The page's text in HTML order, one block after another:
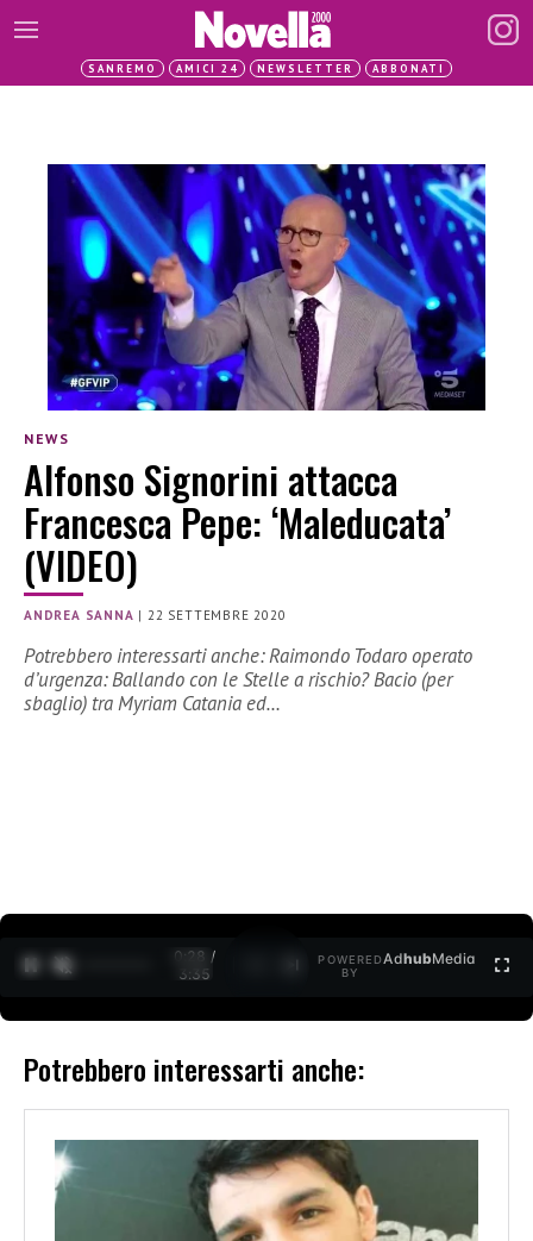
SANREMO AMICI 24 NEWSLETTER ABBONATI
NEWS
Alfonso Signorini attacca
Francesca Pepe: ‘Maleducata’
(VIDEO)
ANDREA SANNA |22 SETTEMBRE 2020
Potrebbero interessarti anche: Raimondo Todaro operato
d’urgenza: Ballando con le Stelle a rischio? Bacio (per
sbaglio) tra Myriam Catania ed…
0:28 /
3:35
POWERED
BY
AdhubMedia
Potrebbero interessarti anche: